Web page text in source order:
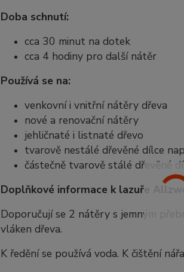
Doba schnutí:
cca 30 minut na dotek
cca 4 hodiny pro další nátěr
Používá se na:
venkovní i vnitřní nátěry dřeva
nové a renovační nátěry
jehličnaté i listnaté dřevo
tvarově nestálé dřevěné dílce
částečně tvarově stálé dřevěné
Doplňkové informace k lazuře
Doporučují se 2 nátěry s jemným
vláken dřeva.
K ředění se používá voda. K čištění